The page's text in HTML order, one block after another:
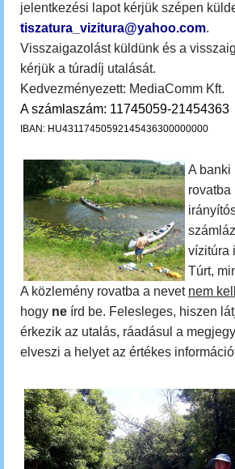
jelentkezési lapot kérjük szépen
tiszatura_vizitura@yahoo.com.
Visszaigazolást küldünk és a
kérjük a túradíj utalását.
Kedvezményezett: MediaComm Kft.
A számlaszám: 11745059-21454363
IBAN: HU43117450592145436300000000
A banki
rovatba
vízitúra
Túrt,
A közlemény rovatba a nevet nem
hogy ne írd be. Felesleges, hiszen
érkezik az utalás, ráadásul a
elveszi a helyet az értékes